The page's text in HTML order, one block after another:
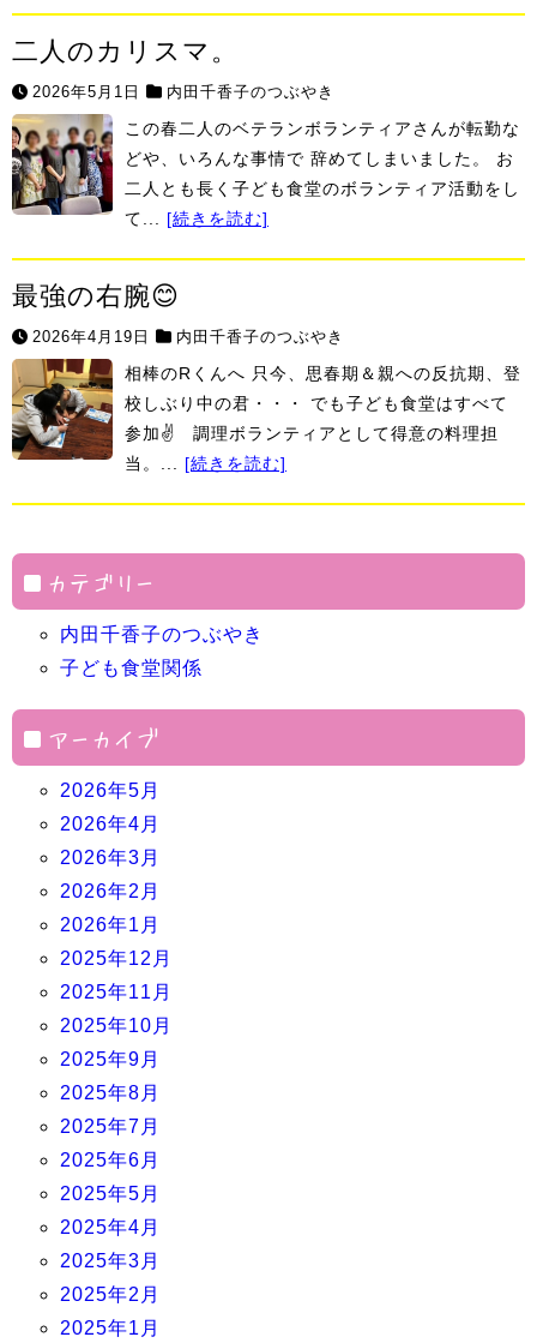
二人のカリスマ。
2026年5月1日 内田千香子のつぶやき
この春二人のベテランボランティアさんが転勤な
どや、いろんな事情で 辞めてしまいました。 お
二人とも長く子ども食堂のボランティア活動をし
て... [続きを読む]
最強の右腕😊
2026年4月19日 内田千香子のつぶやき
相棒のRくんへ 只今、思春期＆親への反抗期、登
校しぶり中の君・・・ でも子ども食堂はすべて
参加✌ 調理ボランティアとして得意の料理担
当。... [続きを読む]
カテゴリー
内田千香子のつぶやき
子ども食堂関係
アーカイブ
2026年5月
2026年4月
2026年3月
2026年2月
2026年1月
2025年12月
2025年11月
2025年10月
2025年9月
2025年8月
2025年7月
2025年6月
2025年5月
2025年4月
2025年3月
2025年2月
2025年1月